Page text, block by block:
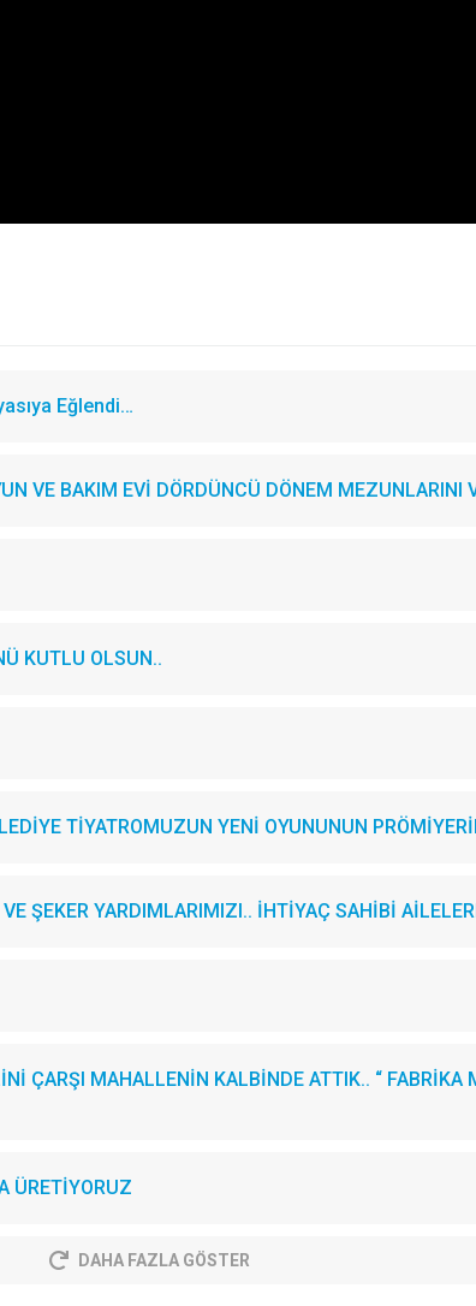
Eğlendi…
VE BAKIM EVİ DÖRDÜNCÜ DÖNEM MEZUNLARINI
KUTLU OLSUN..
TİYATROMUZUN YENİ OYUNUNUN
ŞEKER YARDIMLARIMIZI.. İHTİYAÇ SAHİBİ
ÇARŞI MAHALLENİN KALBİNDE ATTIK.. “ FABRİKA
ÜRETİYORUZ
DAHA FAZLA GÖSTER